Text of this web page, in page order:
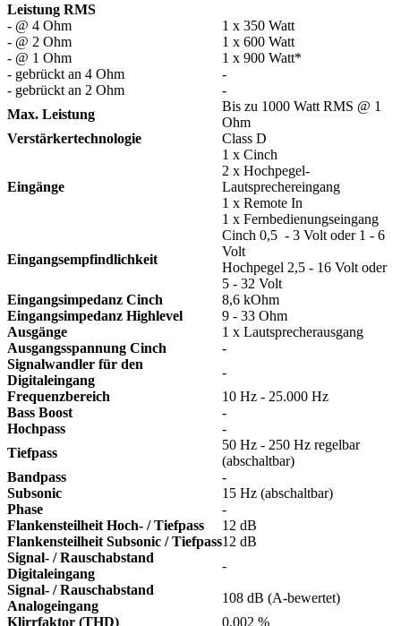
Leistung RMS
- @ 4 Ohm
1 x 350 Watt
- @ 2 Ohm
1 x 600 Watt
- @ 1 Ohm
1 x 900 Watt*
- gebrückt an 4 Ohm
-
- gebrückt an 2 Ohm
-
Max. Leistung
Bis zu 1000 Watt RMS @ 1
Ohm
Verstärkertechnologie
Class D
Eingänge
1 x Cinch
2 x Hochpegel-
Lautsprechereingang
1 x Remote In
1 x Fernbedienungseingang
Eingangsempfindlichkeit
Cinch 0,5 - 3 Volt oder 1 - 6
Volt
Hochpegel 2,5 - 16 Volt oder
5 - 32 Volt
Eingangsimpedanz Cinch
8,6 kOhm
Eingangsimpedanz Highlevel
9 - 33 Ohm
Ausgänge
1 x Lautsprecherausgang
Ausgangsspannung Cinch
-
Signalwandler für den
Digitaleingang
-
Frequenzbereich
10 Hz - 25.000 Hz
Bass Boost
-
Hochpass
-
Tiefpass
50 Hz - 250 Hz regelbar
(abschaltbar)
Bandpass
-
Subsonic
15 Hz (abschaltbar)
Phase
-
Flankensteilheit Hoch- / Tiefpass
12 dB
Flankensteilheit Subsonic / Tiefpass12 dB
Signal- / Rauschabstand
Digitaleingang
-
Signal- / Rauschabstand
Analogeingang
108 dB (A-bewertet)
Klirrfaktor (THD)
0,002 %